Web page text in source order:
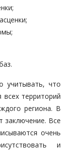
учитывать, что
территорий
региона. В
заключение. Все
очень
и